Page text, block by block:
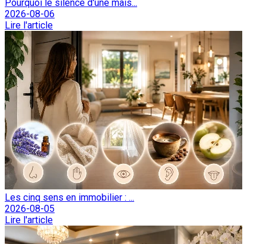
Pourquoi le silence d'une mais...
2026-08-06
Lire l'article
Les cinq sens en immobilier : ...
2026-08-05
Lire l'article